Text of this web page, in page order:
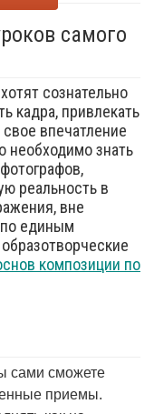
самого
сознательно
кадра, привлекать
впечатление
необходимо знать
реальность в
вне
единым
композиции по
сами сможете
приемы.